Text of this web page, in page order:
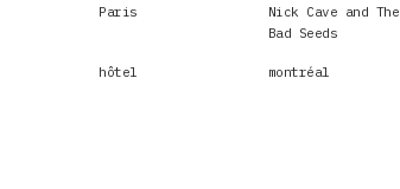
Paris
Nick Cave and The
Bad Seeds
hôtel montréal